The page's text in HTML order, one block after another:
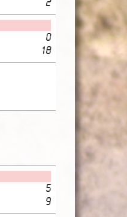
2
0
18
5
9